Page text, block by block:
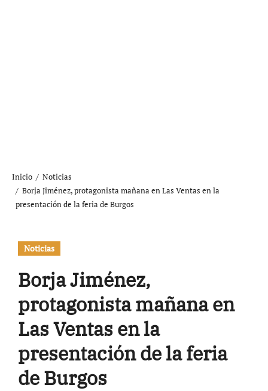
Inicio
Noticias
Borja Jiménez, protagonista mañana en Las Ventas en la
presentación de la feria de Burgos
Noticias
Borja Jiménez,
protagonista mañana en
Las Ventas en la
presentación de la feria
de Burgos